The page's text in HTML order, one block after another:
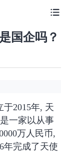
国企吗？
2015年, 天
一家以从事
万人民币,
年完成了天使